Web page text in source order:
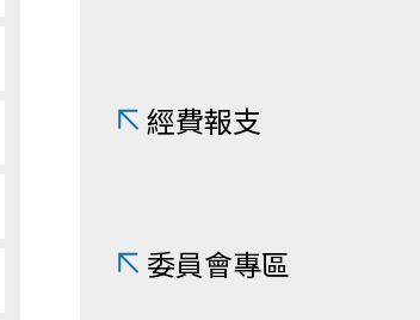
經費報支
委員會專區